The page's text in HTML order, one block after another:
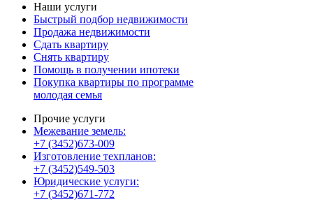
Наши услуги
Быстрый подбор недвижимости
Продажа недвижимости
Сдать квартиру
Снять квартиру
Помощь в получении ипотеки
Покупка квартиры по программе
молодая семья
Прочие услуги
Межевание земель:
+7 (3452)673-009
Изготовление техпланов:
+7 (3452)549-503
Юридические услуги:
+7 (3452)671-772